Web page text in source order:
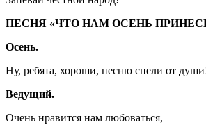
ПЕСНЯ «ЧТО НАМ ОСЕНЬ
Осень.
Ну, ребята, хороши, песню спели от
Ведущий.
Очень нравится нам любоваться,